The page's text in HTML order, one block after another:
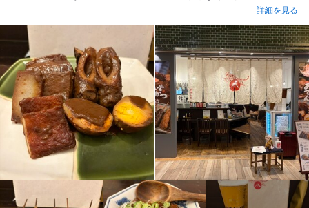
詳細を見る